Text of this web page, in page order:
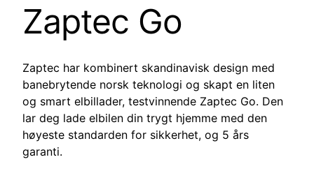
Zaptec Go
Zaptec har kombinert skandinavisk design med
banebrytende norsk teknologi og skapt en liten
og smart elbillader, testvinnende Zaptec Go. Den
lar deg lade elbilen din trygt hjemme med den
høyeste standarden for sikkerhet, og 5 års
garanti.